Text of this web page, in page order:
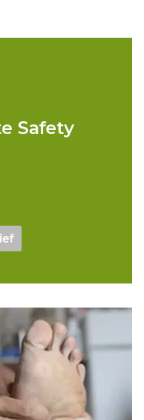
Safety